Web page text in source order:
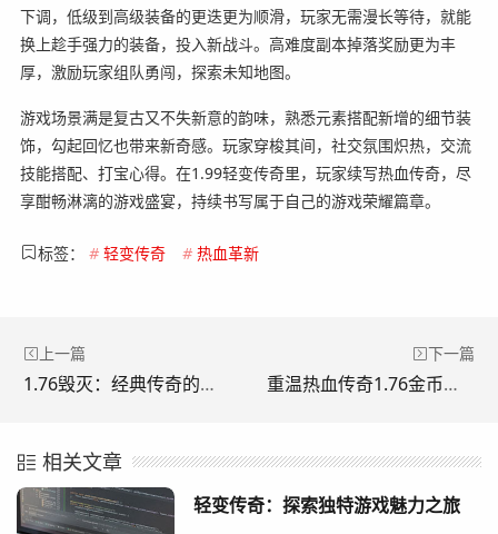
下调，低级到高级装备的更迭更为顺滑，玩家无需漫长等待，就能
换上趁手强力的装备，投入新战斗。高难度副本掉落奖励更为丰
厚，激励玩家组队勇闯，探索未知地图。
游戏场景满是复古又不失新意的韵味，熟悉元素搭配新增的细节装
饰，勾起回忆也带来新奇感。玩家穿梭其间，社交氛围炽热，交流
技能搭配、打宝心得。在1.99轻变传奇里，玩家续写热血传奇，尽
享酣畅淋漓的游戏盛宴，持续书写属于自己的游戏荣耀篇章。
标签： # 轻变传奇 # 热血革新
上一篇
1.76毁灭：经典传奇的热血篇章
下一篇
重温热血传奇1.76金币版：经典复古新征程
相关文章
轻变传奇：探索独特游戏魅力之旅